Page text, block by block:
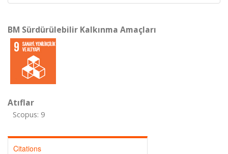
BM Sürdürülebilir Kalkınma Amaçları
Atıflar
Scopus: 9
Citations